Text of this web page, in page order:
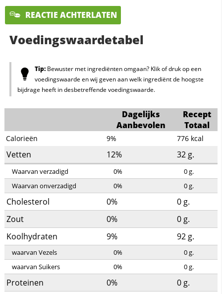
REACTIE ACHTERLATEN
Voedingswaardetabel
Tip:Bewuster met ingrediënten omgaan? Klik of druk op een
voedingswaarde en wij geven aan welk ingrediënt de hoogste
bijdrage heeft in desbetreffende voedingswaarde.
Dagelijks
Aanbevolen
Recept
Totaal
Calorieën 9% 776 kcal
Vetten 12% 32 g.
Waarvan verzadigd 0% 0g.
Waarvan onverzadigd
0% 0g.
Cholesterol 0% 0 g.
Zout
0% 0 g.
Koolhydraten
9% 92 g.
waarvan Vezels 0% 0g.
waarvan Suikers
0% 0g.
Proteinen 0% 0 g.